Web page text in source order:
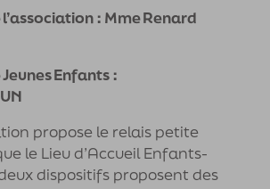
: Mme Renard
Enfants :
propose le relais petite
le Lieu d’Accueil Enfants-
dispositifs proposent des